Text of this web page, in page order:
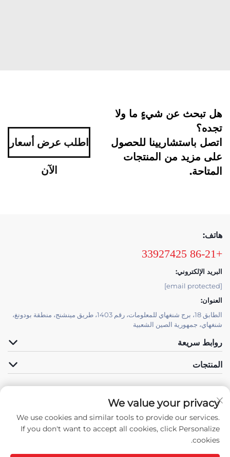
هل تبحث عن شيءٍ ما ولا
تجده؟
اتصل باستشاريينا للحصول
على مزيد من المنتجات
المتاحة.
اطلب عرض أسعار
الآن
هاتف:
+86-21 33927425
البريد الإلكتروني:
[email protected]
العنوان:
الطابق 18، برج شنغهاي للمعلومات، رقم 1403، طريق مينشنج، منطقة بودونغ،
شنغهاي، جمهورية الصين الشعبية
روابط سريعة
المنتجات
الدعم الفني بواسطة JUTU
تابعنا
We value your privacy
We use cookies and similar tools to provide our services.
If you don't want to accept all cookies, click Personalize
cookies.